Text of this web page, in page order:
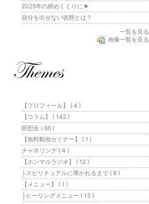
2025年の締めくくりに★
自分を出せない状態とは？
一覧を見る
画像一覧を見る
【プロフィール】 ( 4 )
【コラム】 ( 142 )
瞑想会 ( 66 )
【無料動画セミナー】 ( 1 )
チャネリング ( 4 )
【ホンマルラジオ】 ( 12 )
├スピリチュアルに導かれるまで ( 8 )
【メニュー】 ( 1 )
├ヒーリングメニュー ( 13 )